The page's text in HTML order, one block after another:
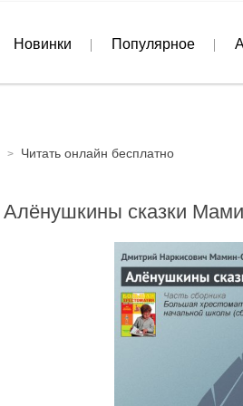
Читать онлайн бесплатно
Алёнушкины сказки
Новинки Популярное